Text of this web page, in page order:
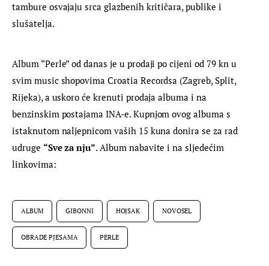
tambure osvajaju srca glazbenih kritičara, publike i
slušatelja.
Album “Perle” od danas je u prodaji po cijeni od 79 kn u
svim music shopovima Croatia Recordsa (Zagreb, Split,
Rijeka), a uskoro će krenuti prodaja albuma i na
benzinskim postajama INA-e. Kupnjom ovog albuma s
istaknutom naljepnicom vaših 15 kuna donira se za rad
udruge “Sve za nju”. Album nabavite i na sljedećim
linkovima:
ALBUM GIBONNI HOJSAK NOVOSEL
OBRADE PJESAMA PERLE